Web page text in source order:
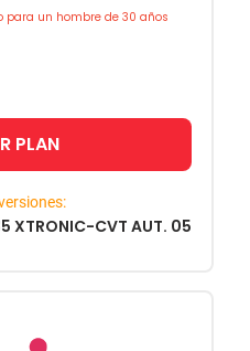
para un hombre de 30 años
PLAN
XTRONIC-CVT AUT. 05